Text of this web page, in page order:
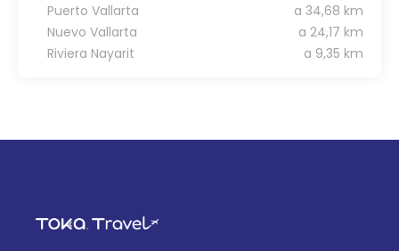
Puerto Vallarta
a 34,68 km
Nuevo Vallarta
a 24,17 km
Riviera Nayarit
a 9,35 km